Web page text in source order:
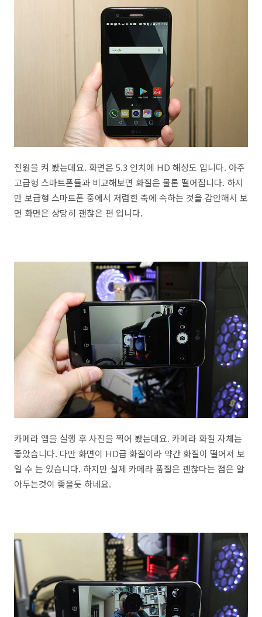
전원을 켜 봤는데요. 화면은 5.3 인치에 HD 해상도 입니다. 아주
고급형 스마트폰들과 비교해보면 화질은 물론 떨어집니다. 하지
만 보급형 스마트폰 중에서 저렴한 축에 속하는 것을 감안해서 보
면 화면은 상당히 괜찮은 편 입니다.
카메라 앱을 실행 후 사진을 찍어 봤는데요. 카메라 화질 자체는
좋았습니다. 다만 화면이 HD급 화질이라 약간 화질이 떨어져 보
일 수 는 있습니다. 하지만 실제 카메라 품질은 괜찮다는 점은 알
아두는것이 좋을듯 하네요.